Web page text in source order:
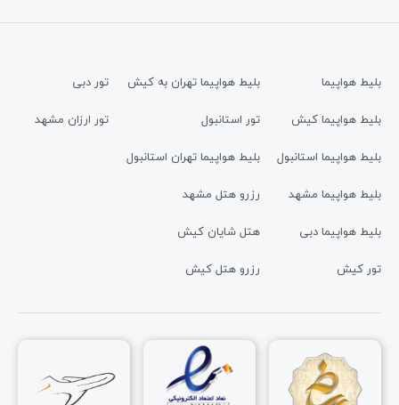
بلیط هواپیما
بلیط هواپیما کیش
بلیط هواپیما استانبول
بلیط هواپیما مشهد
بلیط هواپیما دبی
تور کیش
بلیط هواپیما تهران به کیش
تور استانبول
بلیط هواپیما تهران استانبول
رزرو هتل مشهد
هتل شایان کیش
رزرو هتل کیش
تور دبی
تور ارزان مشهد